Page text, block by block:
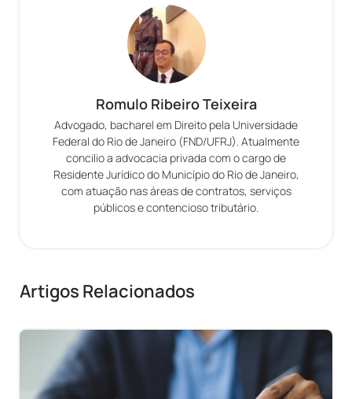
Romulo Ribeiro Teixeira
Advogado, bacharel em Direito pela Universidade
Federal do Rio de Janeiro (FND/UFRJ). Atualmente
concilio a advocacia privada com o cargo de
Residente Jurídico do Município do Rio de Janeiro,
com atuação nas áreas de contratos, serviços
públicos e contencioso tributário.
Artigos Relacionados